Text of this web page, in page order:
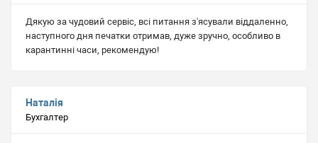
Дякую за чудовий сервіс, всі питання з'ясували віддаленно,
наступного дня печатки отримав, дуже зручно, особливо в
карантинні часи, рекомендую!
Наталія
Бухгалтер